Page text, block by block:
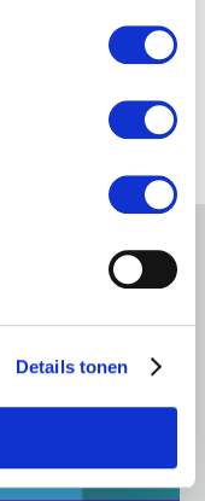
Details tonen
Abonneren via e-mail